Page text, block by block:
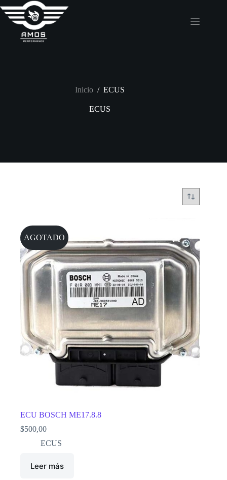
al
contenido
Inicio / ECUS
ECUS
AGOTADO
ECU BOSCH ME17.8.8
$500,00
ECUS
Leer más